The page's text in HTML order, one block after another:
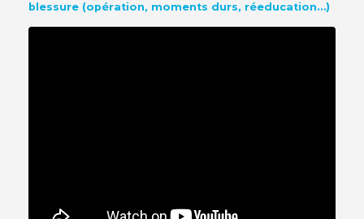
blessure (opération, moments durs, réeducation…)